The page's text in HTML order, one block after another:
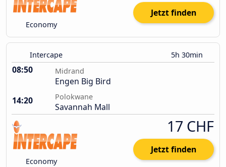
Economy
Jetzt finden
Intercape 5h 30min
08:50 Midrand
Engen Big Bird
14:20
Polokwane
Savannah Mall
Economy
17 CHF
Jetzt finden